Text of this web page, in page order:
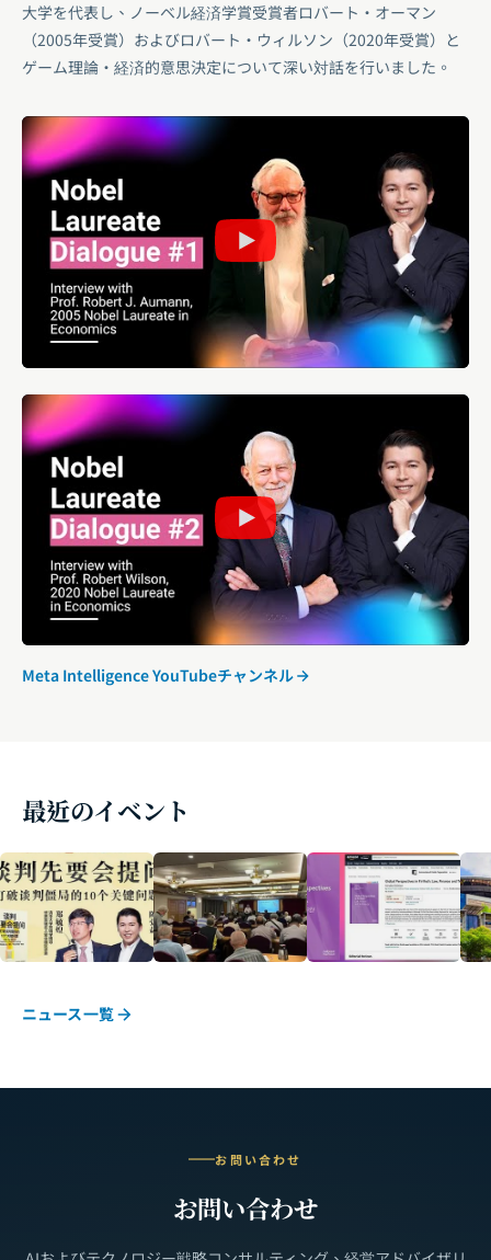
大学を代表し、ノーベル経済学賞受賞者ロバート・オーマン
（2005年受賞）およびロバート・ウィルソン（2020年受賞）と
ゲーム理論・経済的意思決定について深い対話を行いました。
Meta Intelligence YouTubeチャンネル
最近のイベント
ニュース一覧
お問い合わせ
お問い合わせ